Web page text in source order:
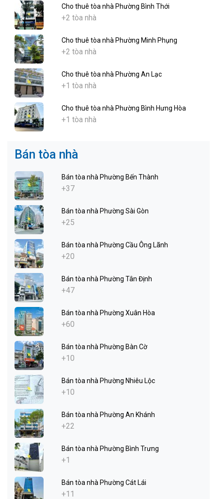
Cho thuê tòa nhà Phường Bình Thới
+2 tòa nhà
Cho thuê tòa nhà Phường Minh Phụng
+2 tòa nhà
Cho thuê tòa nhà Phường An Lạc
+1 tòa nhà
Cho thuê tòa nhà Phường Bình Hưng Hòa
+1 tòa nhà
Bán tòa nhà
Bán tòa nhà Phường Bến Thành
+37
Bán tòa nhà Phường Sài Gòn
+25
Bán tòa nhà Phường Cầu Ông Lãnh
+20
Bán tòa nhà Phường Tân Định
+47
Bán tòa nhà Phường Xuân Hòa
+60
Bán tòa nhà Phường Bàn Cờ
+10
Bán tòa nhà Phường Nhiêu Lộc
+10
Bán tòa nhà Phường An Khánh
+22
Bán tòa nhà Phường Bình Trưng
+1
Bán tòa nhà Phường Cát Lái
+11